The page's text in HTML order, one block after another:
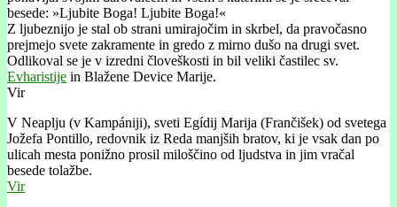
besede: »Ljubite Boga! Ljubite Boga!«
Z ljubeznijo je stal ob strani umirajočim in skrbel, da pravočasno
prejmejo svete zakramente in gredo z mirno dušo na drugi svet.
Odlikoval se je v izredni človeškosti in bil veliki častilec sv.
Evharistije in Blažene Device Marije.
Vir
V Neaplju (v Kampániji), sveti Egídij Marija (Frančišek) od svetega
Jožefa Pontillo, redovnik iz Reda manjših bratov, ki je vsak dan po
ulicah mesta ponižno prosil miloščino od ljudstva in jim vračal
besede tolažbe.
Vir